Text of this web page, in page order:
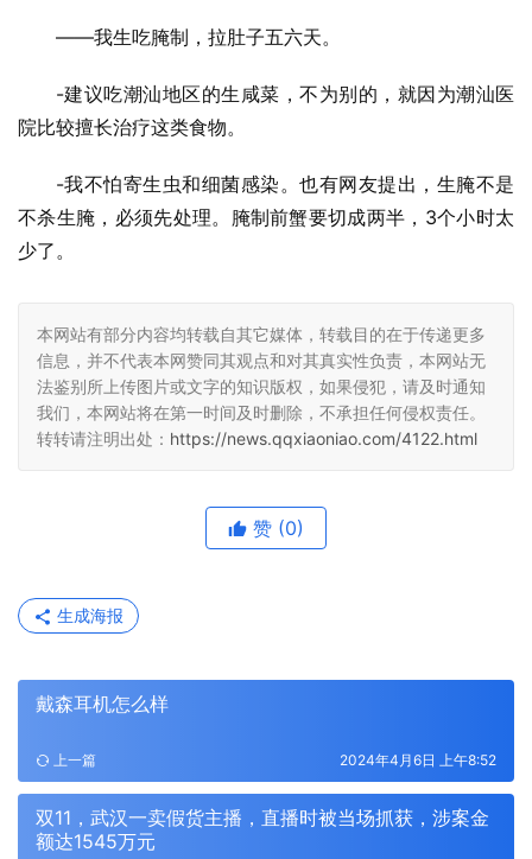
——我生吃腌制，拉肚子五六天。
-建议吃潮汕地区的生咸菜，不为别的，就因为潮汕医
院比较擅长治疗这类食物。
-我不怕寄生虫和细菌感染。也有网友提出，生腌不是
不杀生腌，必须先处理。腌制前蟹要切成两半，3个小时太
少了。
本网站有部分内容均转载自其它媒体，转载目的在于传递更多
信息，并不代表本网赞同其观点和对其真实性负责，本网站无
法鉴别所上传图片或文字的知识版权，如果侵犯，请及时通知
我们，本网站将在第一时间及时删除，不承担任何侵权责任。
转转请注明出处： https://news.qqxiaoniao.com/4122.html
赞 (0)
生成海报
戴森耳机怎么样
上一篇 2024年4月6日 上午8:52
双11，武汉一卖假货主播，直播时被当场抓获，涉案金
额达1545万元